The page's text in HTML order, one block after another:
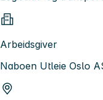
Arbeidsgiver
Naboen Utleie Oslo